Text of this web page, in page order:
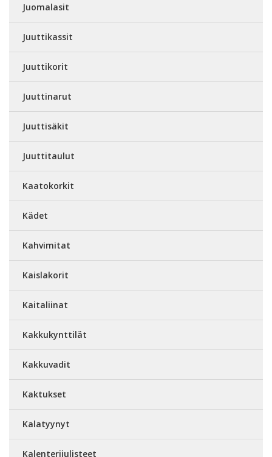
Juomalasit
Juuttikassit
Juuttikorit
Juuttinarut
Juuttisäkit
Juuttitaulut
Kaatokorkit
Kädet
Kahvimitat
Kaislakorit
Kaitaliinat
Kakkukynttilät
Kakkuvadit
Kaktukset
Kalatyynyt
Kalenterijulisteet